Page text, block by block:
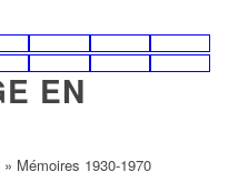
EN
Mémoires 1930-1970